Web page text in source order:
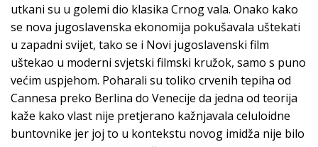
utkani su u golemi dio klasika Crnog vala. Onako kako
se nova jugoslavenska ekonomija pokušavala uštekati
u zapadni svijet, tako se i Novi jugoslavenski film
uštekao u moderni svjetski filmski kružok, samo s puno
većim uspjehom. Poharali su toliko crvenih tepiha od
Cannesa preko Berlina do Venecije da jedna od teorija
kaže kako vlast nije pretjerano kažnjavala celuloidne
buntovnike jer joj to u kontekstu novog imidža nije bilo